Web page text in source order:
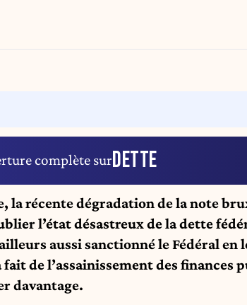
complète surDETTE
la récente dégradation de la note
l’état désastreux de la dette
aussi sanctionné le Fédéral en
fait de l’assainissement des finances
davantage.